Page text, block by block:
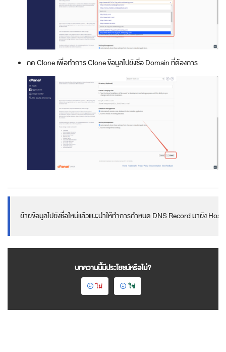
กด Clone เพื่อทำการ Clone ข้อมูลไปยังชื่อ Domain ที่ต้องการ
ย้ายข้อมูลไปยังชื่อใหม่แล้วแนะนำให้ทำการกำหนด DNS Record มายัง
บทความนี้มีประโยชน์หรือไม่?
ไม่ ใช่